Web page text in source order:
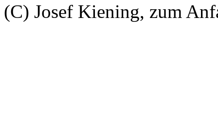
(C) Josef Kiening, zum